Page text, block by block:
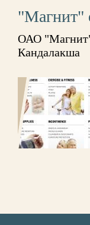
"Магнит"
ОАО "Магнит"
Кандалакша
СТРАНИЦЫ